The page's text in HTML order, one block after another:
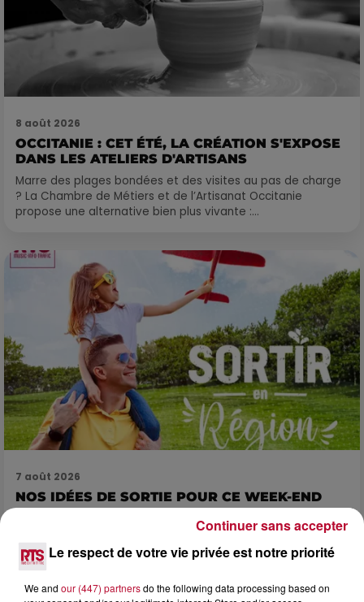
8 août 2026
OCCITANIE : CET ÉTÉ, LA CRÉATION S'EXPOSE
DANS LES ATELIERS D'ARTISANS
Marre des plages bondées et des visites au pas de charge
? La Chambre de Métiers et de l’Artisanat Occitanie
propose une alternative bien plus vivante :...
7 août 2026
NOS IDÉES DE SORTIE POUR CE WEEK-END
Comme tous les vendredis, voici une petite sélection des
rendez-vous à ne pas manquer dans le coin. Que vous ayez
envie de voyager à l'autre bout du monde,...
Le respect de votre vie privée est notre priorité
We and our (447) partnersdo the following data processing based on
Continuer sans accepter